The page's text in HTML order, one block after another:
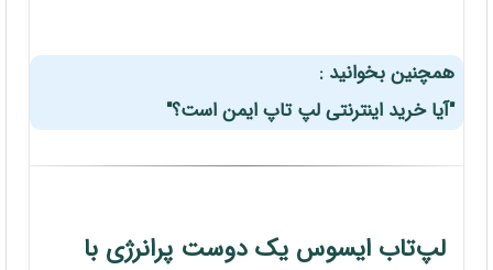
همچنین بخوانید :
"آیا خرید اینترنتی لپ تاپ ایمن است؟"
لپ‌تاب ایسوس یک دوست پرانرژی با